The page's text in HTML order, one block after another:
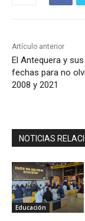
Artículo anterior
El Antequera y
fechas para no
2008 y 2021
NOTICIAS
Educación